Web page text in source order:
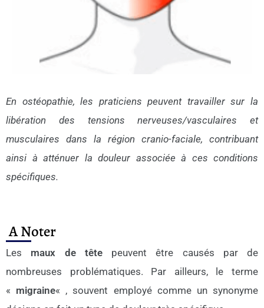
En ostéopathie, les praticiens peuvent travailler sur la
libération des tensions nerveuses/vasculaires et
musculaires dans la région cranio-faciale, contribuant
ainsi à atténuer la douleur associée à ces conditions
spécifiques.
A Noter
Les maux de têtepeuvent être causés par de
nombreuses problématiques. Par ailleurs, le terme
« migraine« , souvent employé comme un synonyme